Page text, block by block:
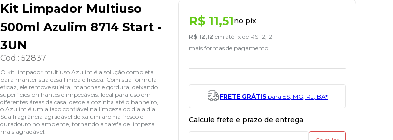
Kit Limpador Multiuso
500ml Azulim 8714 Start -
3UN
Cod.:52837
O kit limpador multiuso Azulim é a solução completa
para manter sua casa limpa e fresca. Com sua fórmula
eficaz, ele remove sujeira, manchas e gordura, deixando
superfícies brilhantes e impecáveis. Ideal para uso em
diferentes áreas da casa, desde a cozinha até o banheiro,
o Azulim é um aliado confiável na limpeza do dia a dia.
Sua fragrância agradável deixa um aroma fresco e
duradouro no ambiente, tornando a tarefa de limpeza
mais agradável.
R$ 11,51no pix
R$ 12,12 em até1x de R$ 12 ,12
mais formas de pagamento
FRETE GRÁTIS para ES, MG, RJ, BA*